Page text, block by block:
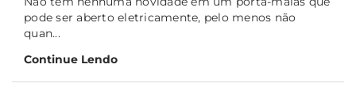
pode ser aberto eletricamente, pelo menos não
quan...
Continue Lendo